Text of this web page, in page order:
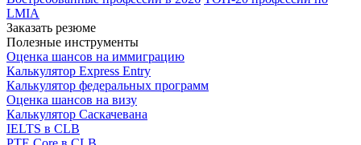
LMIA
Заказать резюме
Полезные инструменты
Оценка шансов на иммиграцию
Калькулятор Express Entry
Калькулятор федеральных программ
Оценка шансов на визу
Калькулятор Саскачевана
IELTS в CLB